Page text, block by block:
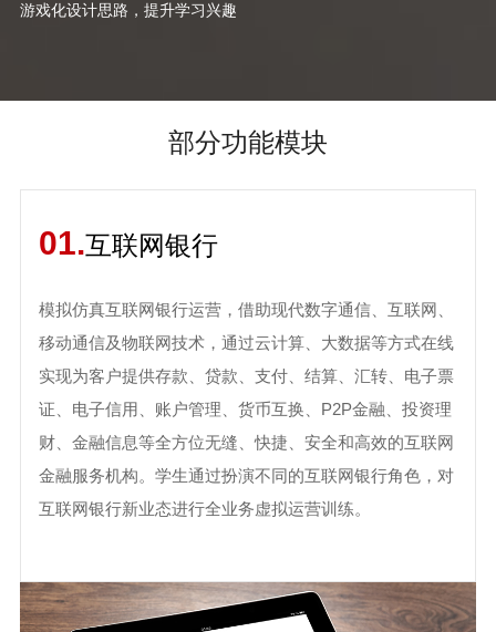
游戏化设计思路，提升学习兴趣
部分功能模块
01.互联网银行
模拟仿真互联网银行运营，借助现代数字通信、互联网、
移动通信及物联网技术，通过云计算、大数据等方式在线
实现为客户提供存款、贷款、支付、结算、汇转、电子票
证、电子信用、账户管理、货币互换、P2P金融、投资理
财、金融信息等全方位无缝、快捷、安全和高效的互联网
金融服务机构。学生通过扮演不同的互联网银行角色，对
互联网银行新业态进行全业务虚拟运营训练。